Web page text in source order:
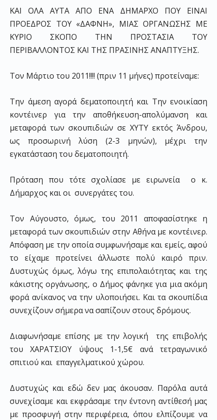
ΚΑΙ ΟΛΑ ΑΥΤΑ ΑΠΟ ΕΝΑ ΔΗΜΑΡΧΟ ΠΟΥ ΕΙΝΑΙ
ΠΡΟΕΔΡΟΣ ΤΟΥ «ΔΑΦΝΗ», ΜΙΑΣ ΟΡΓΑΝΩΣΗΣ ΜΕ
ΚΥΡΙΟ ΣΚΟΠΟ ΤΗΝ ΠΡΟΣΤΑΣΙΑ ΤΟΥ
ΠΕΡΙΒΑΛΛΟΝΤΟΣ ΚΑΙ ΤΗΣ ΠΡΑΣΙΝΗΣ ΑΝΑΠΤΥΞΗΣ.
Τον Μάρτιο του 2011!!!! (πριν 11 μήνες) προτείναμε:
Την άμεση αγορά δεματοποιητή και Την ενοικίαση
κοντέινερ για την αποθήκευση-απολύμανση και
μεταφορά των σκουπιδιών σε ΧΥΤΥ εκτός Άνδρου,
ως προσωρινή λύση (2-3 μηνών), μέχρι την
εγκατάσταση του δεματοποιητή.
Πρόταση που τότε σχολίασε με ειρωνεία ο κ.
Δήμαρχος και οι συνεργάτες του.
Τον Αύγουστο, όμως, του 2011 αποφασίστηκε η
μεταφορά των σκουπιδιών στην Αθήνα με κοντέινερ.
Απόφαση με την οποία συμφωνήσαμε και εμείς, αφού
το είχαμε προτείνει άλλωστε πολύ καιρό πριν.
Δυστυχώς όμως, λόγω της επιπολαιότητας και της
κάκιστης οργάνωσης, ο Δήμος φάνηκε για μια ακόμη
φορά ανίκανος να την υλοποιήσει. Και τα σκουπίδια
συνεχίζουν σήμερα να σαπίζουν στους δρόμους.
Διαφωνήσαμε επίσης με την λογική της επιβολής
του ΧΑΡΑΤΣΙΟΥ ύψους 1-1,5€ ανά τετραγωνικό
σπιτιού και επαγγελματικού χώρου.
Δυστυχώς και εδώ δεν μας άκουσαν. Παρόλα αυτά
συνεχίσαμε και εκφράσαμε την έντονη αντίθεσή μας
με προσφυγή στην περιφέρεια, όπου ελπίζουμε να